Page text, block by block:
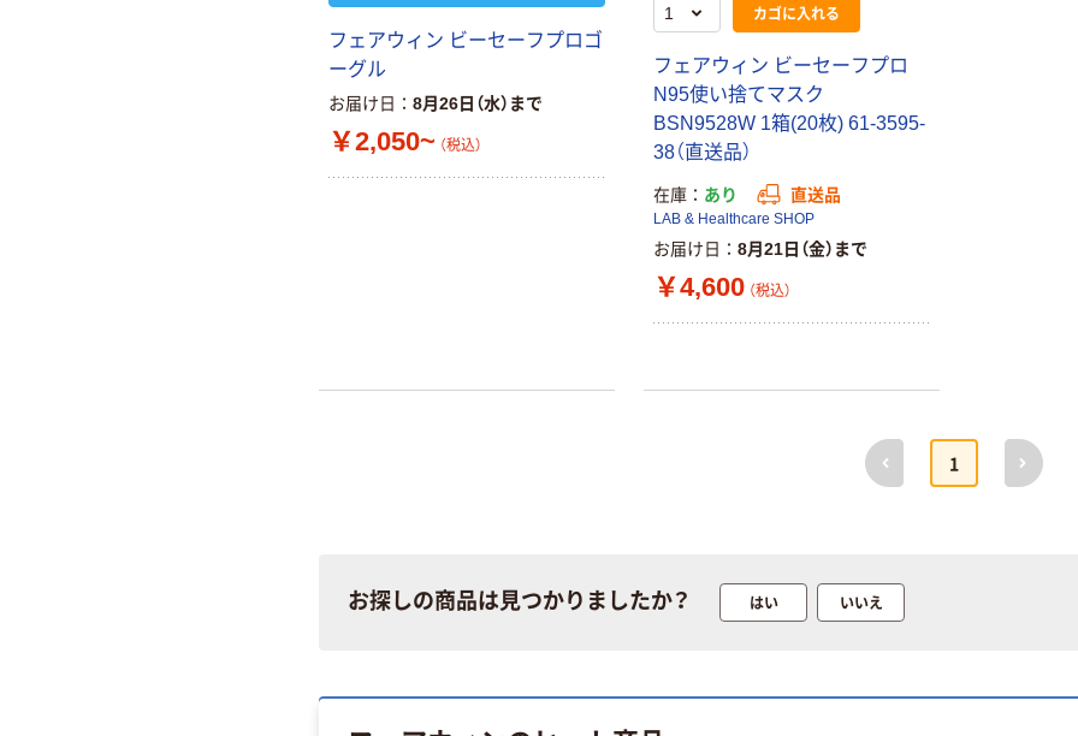
フェアウィン ビーセーフプロゴ
ーグル
お届け日 8月26日（水）まで
￥2,050~ （税込）
カゴに入れる
フェアウィン ビーセーフプロ
N95使い捨てマスク
BSN9528W 1箱(20枚) 61-3595-
38（直送品）
在庫 あり 直送品
LAB & Healthcare SHOP
お届け日 8月21日（金）まで
￥4,600 （税込）
前へ
1
次へ
お探しの商品は見つかりましたか？ はい いいえ